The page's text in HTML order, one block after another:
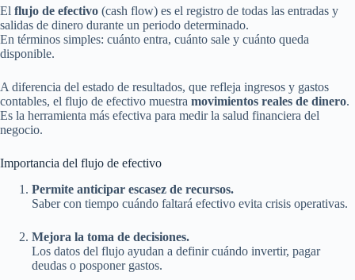
El flujo de efectivo (cash flow) es el registro de todas las entradas y
salidas de dinero durante un periodo determinado.
En términos simples: cuánto entra, cuánto sale y cuánto queda
disponible.
A diferencia del estado de resultados, que refleja ingresos y gastos
contables, el flujo de efectivo muestra movimientos reales de dinero.
Es la herramienta más efectiva para medir la salud financiera del
negocio.
Importancia del flujo de efectivo
Permite anticipar escasez de recursos.
Saber con tiempo cuándo faltará efectivo evita crisis operativas.
Mejora la toma de decisiones.
Los datos del flujo ayudan a definir cuándo invertir, pagar
deudas o posponer gastos.